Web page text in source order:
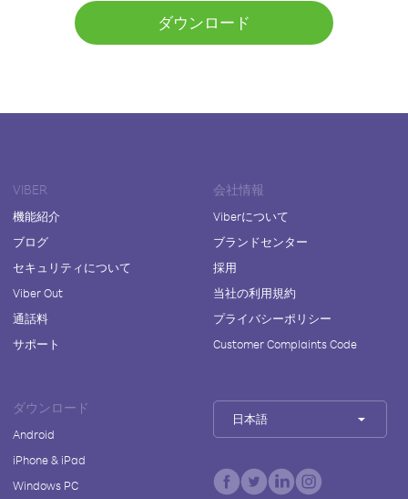
ダウンロード
VIBER
機能紹介
ブログ
セキュリティについて
Viber Out
通話料
サポート
会社情報
Viberについて
ブランドセンター
採用
当社の利用規約
プライバシーポリシー
Customer Complaints Code
ダウンロード
Android
iPhone & iPad
Windows PC
日本語